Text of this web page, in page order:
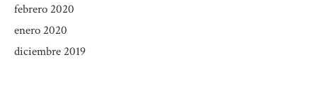
febrero 2020
enero 2020
diciembre 2019